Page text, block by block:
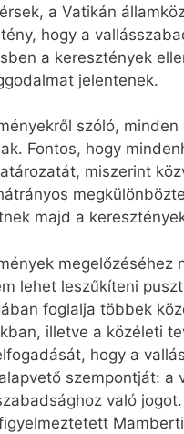
a Vatikán
hogy a
a keresztények
jelentenek.
szóló,
Fontos, hogy
miszerint
majd a
lehet leszűkíteni
foglalja többek
illetve a közéleti
hogy a
szempontját:
való